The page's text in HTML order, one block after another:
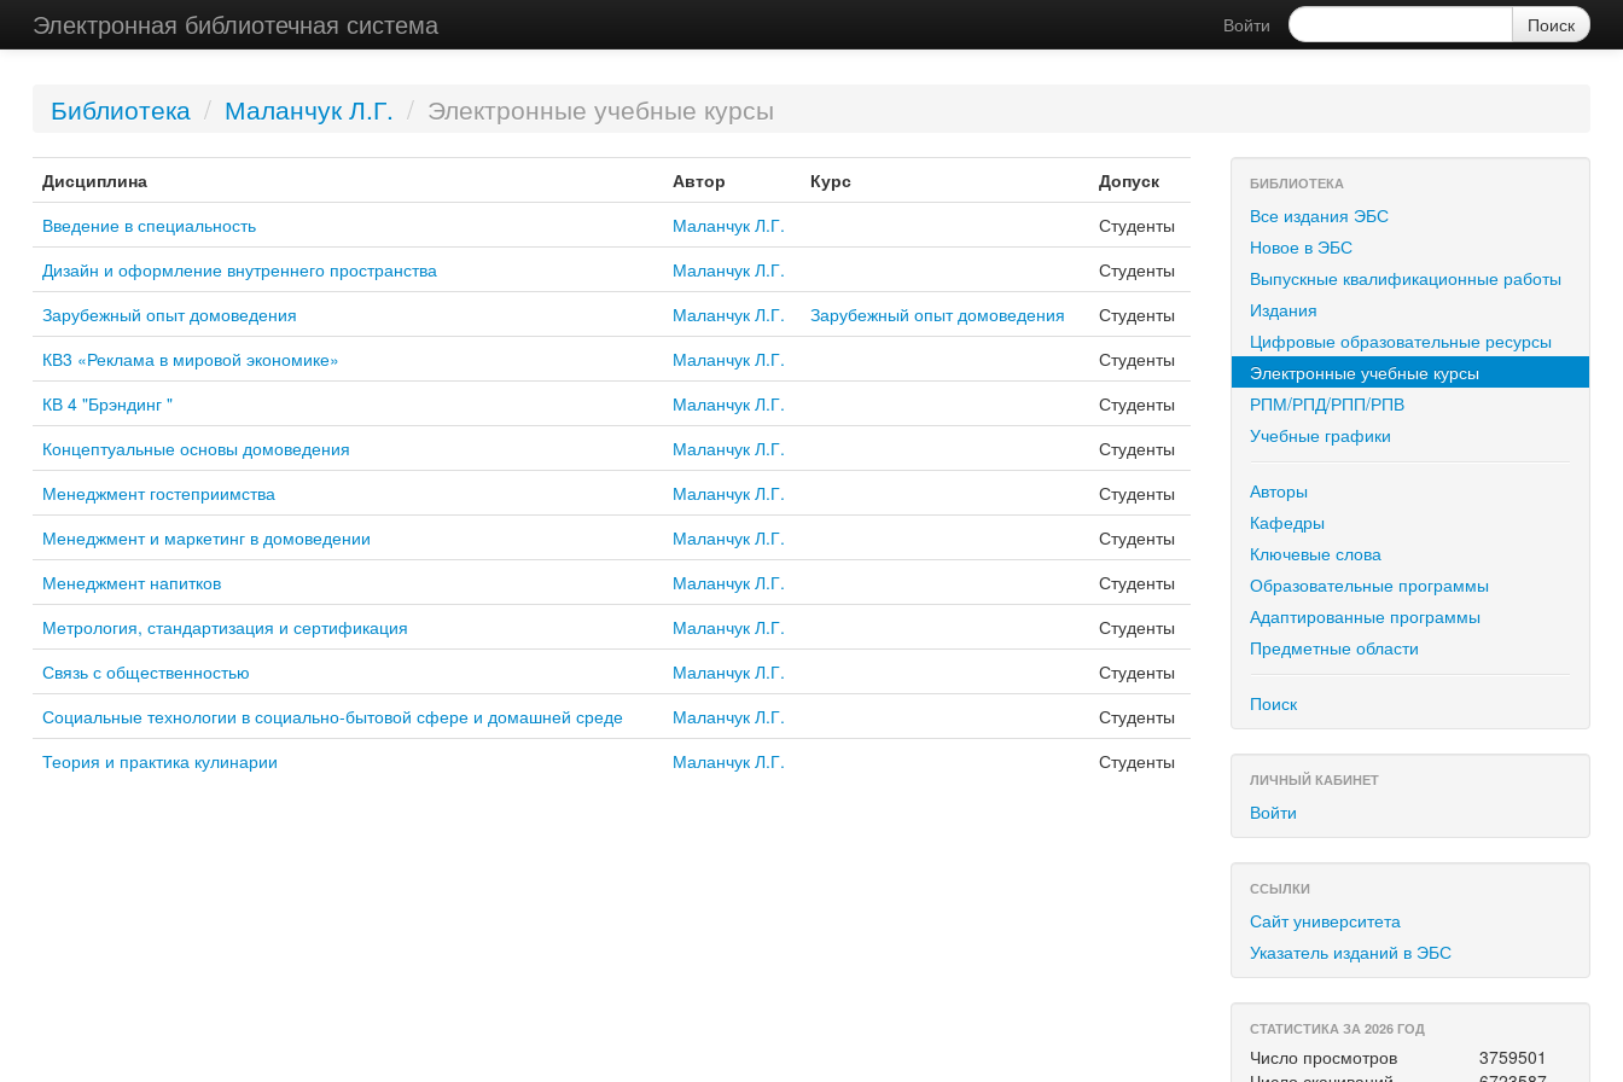
Электронная библиотечная система Войти
Библиотека / Маланчук Л.Г. / Электронные учебные курсы
Дисциплина Автор Курс
Допуск
Введение в специальность
Маланчук Л.Г.
Студенты
Дизайн и оформление внутреннего пространства
Маланчук Л.Г.
Студенты
Зарубежный опыт домоведения
Маланчук Л.Г. Зарубежный опыт домоведения
Студенты
КВ3 «Реклама в мировой экономике»
Маланчук Л.Г.
Студенты
КВ 4 "Брэндинг "
Маланчук Л.Г.
Студенты
Концептуальные основы домоведения
Маланчук Л.Г.
Студенты
Менеджмент гостеприимства
Маланчук Л.Г.
Студенты
Менеджмент и маркетинг в домоведении
Маланчук Л.Г.
Студенты
Менеджмент напитков
Маланчук Л.Г.
Студенты
Метрология, стандартизация и сертификация
Маланчук Л.Г.
Студенты
Связь с общественностью
Маланчук Л.Г.
Студенты
Социальные технологии в социально-бытовой сфере и домашней среде
Маланчук Л.Г.
Студенты
Теория и практика кулинарии
Маланчук Л.Г. Студенты
БИБЛИОТЕКА
Все издания ЭБС
Новое в ЭБС
Выпускные квалификационные работы
Издания
Цифровые образовательные ресурсы
Электронные учебные курсы
РПМ/РПД/РПП/РПВ
Учебные графики
Авторы
Кафедры
Ключевые слова
Образовательные программы
Адаптированные программы
Предметные области
Поиск
ЛИЧНЫЙ КАБИНЕТ
Войти
ССЫЛКИ
Сайт университета
Указатель изданий в ЭБС
СТАТИСТИКА ЗА 2026 ГОД
Число просмотров
3759501